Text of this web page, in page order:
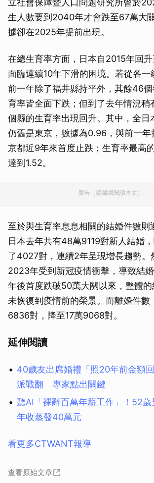
立社會保障暨人口問題研究所曾於
生人數要到2040年才會跌至67萬大
據卻在2025年提前出現。
在總生育率方面，日本自2015年回升
面臨連續10年下滑的困境。若從各一
前一年除了福井縣持平外，其餘46
育率皆全面下跌；但到了去年情況稍
個縣的生育率出現回升。其中，全日
仍舊是東京，數據為0.96，與前一年
京都近9年來首度止跌；生育率最高
達到1.52。
廣告（請繼續閱讀本文）
至於與生育率息息相關的結婚件數則
日本去年共有48萬9119對新人結婚
了4027對，連續2年呈現增長趨勢。
2023年受到新冠疫情衝擊，導致結
年後首度跌破50萬大關以來，整體
未恢復到疫情前的榮景。而離婚件數
6836對，降至17萬9068對。
延伸閱讀
40歲友出席婚禮「照20年前金額
派戰翻 專家點出關鍵
聽AI「裸辭百萬年薪工作」！52
年收蒸發40萬元
看更多CTWANT報導
查看原始文章